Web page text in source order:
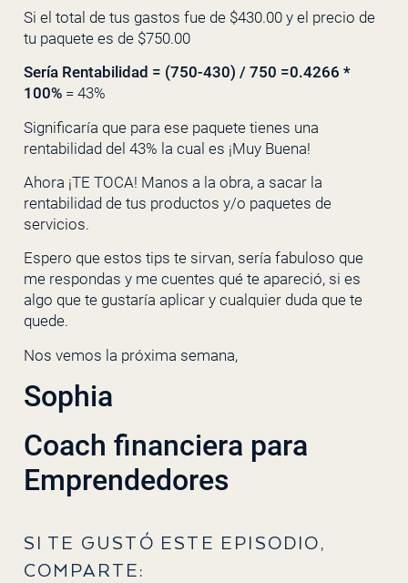
Si el total de tus gastos fue de $430.00 y el precio de
tu paquete es de $750.00
Sería Rentabilidad = (750-430) / 750 =0.4266 *
100% = 43%
Significaría que para ese paquete tienes una
rentabilidad del 43% la cual es ¡Muy Buena!
Ahora ¡TE TOCA! Manos a la obra, a sacar la
rentabilidad de tus productos y/o paquetes de
servicios.
Espero que estos tips te sirvan, sería fabuloso que
me respondas y me cuentes qué te apareció, si es
algo que te gustaría aplicar y cualquier duda que te
quede.
Nos vemos la próxima semana,
Sophia
Coach financiera para
Emprendedores
SI TE GUSTÓ ESTE EPISODIO,
COMPARTE: